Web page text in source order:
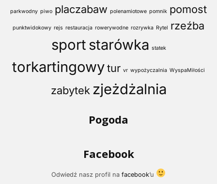
parkwodny piwo placzabaw polenamiotowe pomnik pomost
punktwidokowy rejs restauracja rowerywodne rozrywka Rytel rzeźba
sport starówka statek
torkartingowytur vr wypożyczalnia WyspaMiłości
zabytek zjeżdżalnia
Pogoda
Facebook
Odwiedź nasz profil nafacebook’u